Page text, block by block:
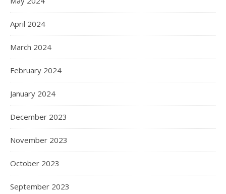
April 2024
March 2024
February 2024
January 2024
December 2023
November 2023
October 2023
September 2023